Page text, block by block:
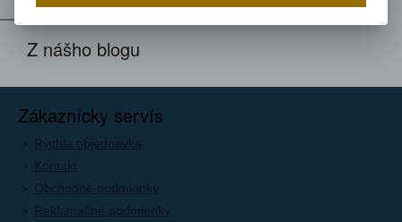
Z nášho blogu
Zákaznícky servís
Rýchla objednávka
Kontakt
Obchodné podmienky
Reklamačné podmienky